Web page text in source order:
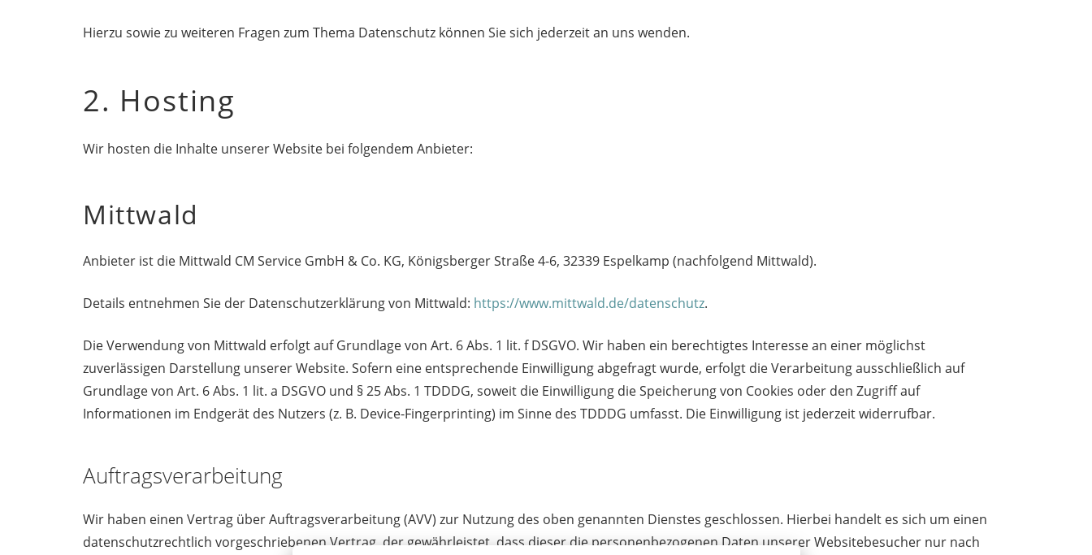
Hierzu sowie zu weiteren Fragen zum Thema Datenschutz können Sie sich jederzeit an uns wenden.
2. Hosting
Wir hosten die Inhalte unserer Website bei folgendem Anbieter:
Mittwald
Anbieter ist die Mittwald CM Service GmbH & Co. KG, Königsberger Straße 4-6, 32339 Espelkamp (nachfolgend Mittwald).
Details entnehmen Sie der Datenschutzerklärung von Mittwald: https://www.mittwald.de/datenschutz.
Die Verwendung von Mittwald erfolgt auf Grundlage von Art. 6 Abs. 1 lit. f DSGVO. Wir haben ein berechtigtes Interesse an einer möglichst
zuverlässigen Darstellung unserer Website. Sofern eine entsprechende Einwilligung abgefragt wurde, erfolgt die Verarbeitung ausschließlich auf
Grundlage von Art. 6 Abs. 1 lit. a DSGVO und § 25 Abs. 1 TDDDG, soweit die Einwilligung die Speicherung von Cookies oder den Zugriff auf
Informationen im Endgerät des Nutzers (z. B. Device-Fingerprinting) im Sinne des TDDDG umfasst. Die Einwilligung ist jederzeit widerrufbar.
Auftragsverarbeitung
Wir haben einen Vertrag über Auftragsverarbeitung (AVV) zur Nutzung des oben genannten Dienstes geschlossen. Hierbei handelt es sich um einen
datenschutzrechtlich vorgeschriebenen Vertrag, der gewährleistet, dass dieser die personenbezogenen Daten unserer Websitebesucher nur nach